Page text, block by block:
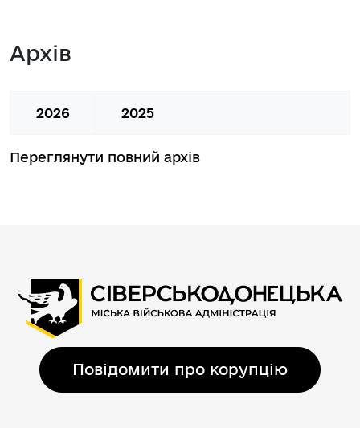
Архів
2026 2025
Переглянути повний архів
Повідомити про корупцію